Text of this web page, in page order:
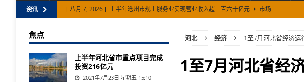
资讯 [ 八月 7, 2026 ] 上半年沧州市规上服务业实现营业收入超二百六十亿元
市场
[ 八月 6, 2026 ] 承德钒钛60吨航空片钒发往海外高端客户
市场
[ 八月 5, 2026 ] 张家口市“冷凉蔬菜”市场热度持续抬升
市场
[ 八月 7, 2026 ] 斩获全国二等奖！保定市创业项目赋能就业与产业新发展 市场
河北 经济 1至7月河北省经济
1至7月河北省经
焦点
上半年河北省市重点项目完成
投资216亿元
2021年7月23日 星期五 15:10